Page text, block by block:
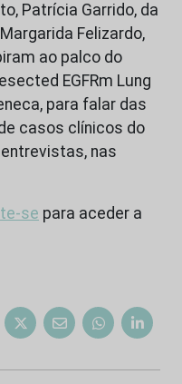
Patrícia Garrido, da
Felizardo,
ao palco do
EGFRm Lung
para falar das
casos clínicos do
nas
se para aceder a